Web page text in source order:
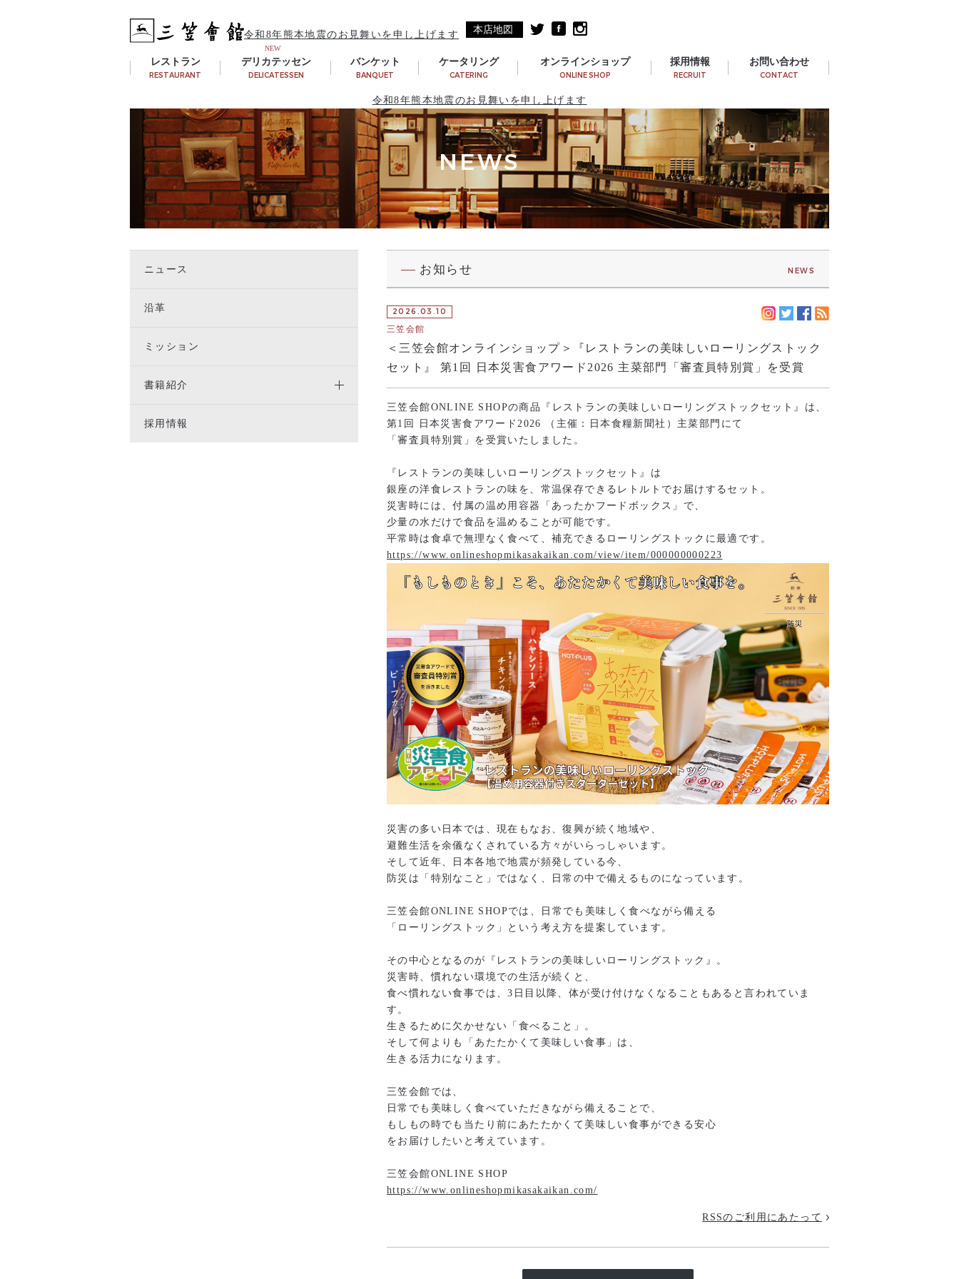
令和8年熊本地震のお見舞いを申し上げます 本店地図
レストラン
RESTAURANT
デリカテッセン
DELICATESSEN
バンケット
BANQUET
ケータリング
CATERING
オンラインショップ
ONLINE SHOP
採用情報
RECRUIT
お問い合わせ
CONTACT
令和8年熊本地震のお見舞いを申し上げます
NEWS
お知らせ NEWS
2026.03.10
三笠会館
＜三笠会館オンラインショップ＞『レストランの美味しいローリングストック
セット』 第1回 日本災害食アワード2026 主菜部門「審査員特別賞」を受賞
三笠会館ONLINE SHOPの商品『レストランの美味しいローリングストックセット』は、
第1回 日本災害食アワード2026 （主催：日本食糧新聞社）主菜部門にて
「審査員特別賞」を受賞いたしました。
『レストランの美味しいローリングストックセット』は
銀座の洋食レストランの味を、常温保存できるレトルトでお届けするセット。
災害時には、付属の温め用容器「あったかフードボックス」で、
少量の水だけで食品を温めることが可能です。
平常時は食卓で無理なく食べて、補充できるローリングストックに最適です。
https://www.onlineshopmikasakaikan.com/view/item/000000000223
災害の多い日本では、現在もなお、復興が続く地域や、
避難生活を余儀なくされている方々がいらっしゃいます。
そして近年、日本各地で地震が頻発している今、
防災は「特別なこと」ではなく、日常の中で備えるものになっています。
三笠会館ONLINE SHOPでは、日常でも美味しく食べながら備える
「ローリングストック」という考え方を提案しています。
その中心となるのが『レストランの美味しいローリングストック』。
災害時、慣れない環境での生活が続くと、
食べ慣れない食事では、3日目以降、体が受け付けなくなることもあると言われていま
す。
生きるために欠かせない「食べること」。
そして何よりも「あたたかくて美味しい食事」は、
生きる活力になります。
三笠会館では、
日常でも美味しく食べていただきながら備えることで、
もしもの時でも当たり前にあたたかくて美味しい食事ができる安心
をお届けしたいと考えています。
三笠会館ONLINE SHOP
https://www.onlineshopmikasakaikan.com/
RSSのご利用にあたって
ニュース
沿革
ミッション
書籍紹介
採用情報